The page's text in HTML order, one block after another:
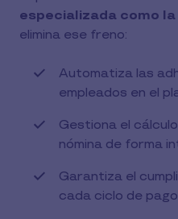
especializada como la
elimina ese freno:
Automatiza las
empleados en el
Gestiona el
nómina de forma
Garantiza el
cada ciclo de pago